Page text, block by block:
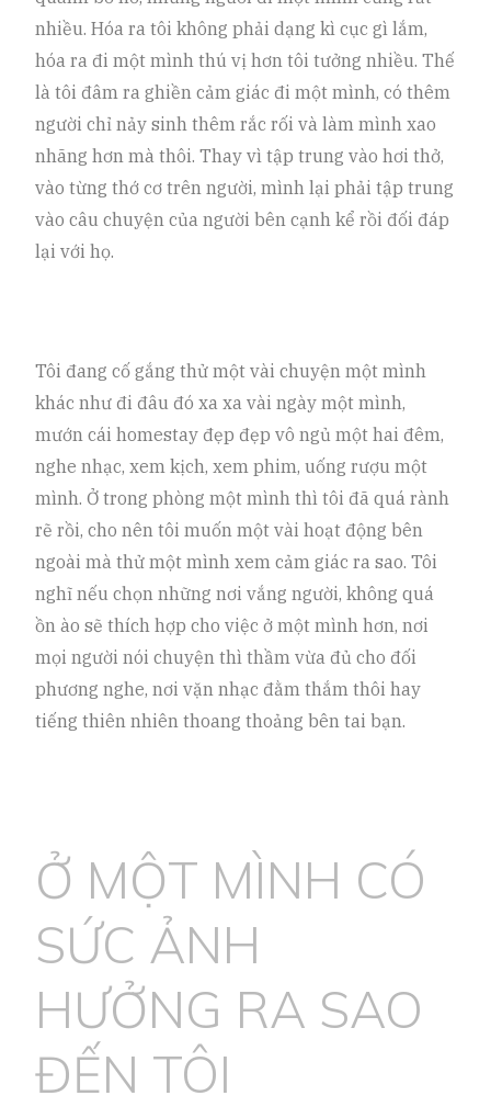
nhiều. Hóa ra tôi không phải dạng kì cục gì lắm,
hóa ra đi một mình thú vị hơn tôi tưởng nhiều. Thế
là tôi đâm ra ghiền cảm giác đi một mình, có thêm
người chỉ nảy sinh thêm rắc rối và làm mình xao
nhãng hơn mà thôi. Thay vì tập trung vào hơi thở,
vào từng thớ cơ trên người, mình lại phải tập trung
vào câu chuyện của người bên cạnh kể rồi đối đáp
lại với họ.
Tôi đang cố gắng thử một vài chuyện một mình
khác như đi đâu đó xa xa vài ngày một mình,
mướn cái homestay đẹp đẹp vô ngủ một hai đêm,
nghe nhạc, xem kịch, xem phim, uống rượu một
mình. Ở trong phòng một mình thì tôi đã quá rành
rẽ rồi, cho nên tôi muốn một vài hoạt động bên
ngoài mà thử một mình xem cảm giác ra sao. Tôi
nghĩ nếu chọn những nơi vắng người, không quá
ồn ào sẽ thích hợp cho việc ở một mình hơn, nơi
mọi người nói chuyện thì thầm vừa đủ cho đối
phương nghe, nơi vặn nhạc đằm thắm thôi hay
tiếng thiên nhiên thoang thoảng bên tai bạn.
Ở MỘT MÌNH CÓ
SỨC ẢNH
HƯỞNG RA SAO
ĐẾN TÔI